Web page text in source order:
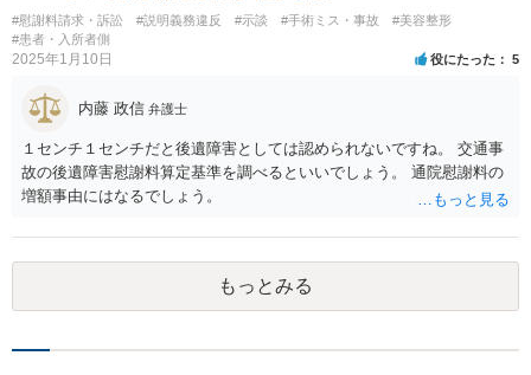
#慰謝料請求・訴訟 #説明義務違反 #示談 #手術ミス・事故
#美容整形
#患者・入所者側
2025年1月10日 役にたった 5
内藤 政信 弁護士
１センチ１センチだと後遺障害としては認められないですね。 交通事
故の後遺障害慰謝料算定基準を調べるといいでしょう。 通院慰謝料の
増額事由にはなるでしょう。
もっとみる